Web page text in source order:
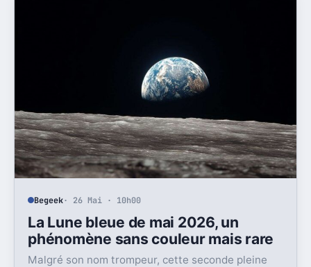
Begeek· 26 Mai · 10h00
La Lune bleue de mai 2026, un
phénomène sans couleur mais rare
Malgré son nom trompeur, cette seconde pleine